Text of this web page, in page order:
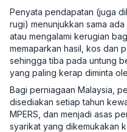
Penyata pendapatan (juga
rugi) menunjukkan sama
atau mengalami kerugian
memaparkan hasil, kos dan
sehingga tiba pada untung
yang paling kerap diminta
Bagi perniagaan Malaysia,
disediakan setiap tahun
MPERS, dan menjadi asas
syarikat yang dikemukakan